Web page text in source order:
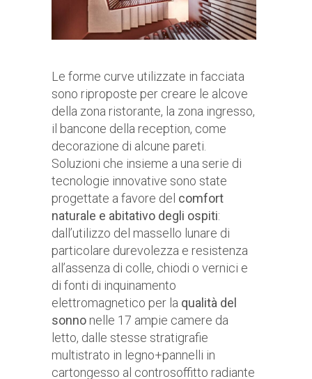
Le forme curve utilizzate in facciata
sono riproposte per creare le alcove
della zona ristorante, la zona ingresso,
il bancone della reception, come
decorazione di alcune pareti.
Soluzioni che insieme a una serie di
tecnologie innovative sono state
progettate a favore del comfort
naturale e abitativo degli ospiti:
dall’utilizzo del massello lunare di
particolare durevolezza e resistenza
all’assenza di colle, chiodi o vernici e
di fonti di inquinamento
elettromagnetico per la qualità del
sonno nelle 17 ampie camere da
letto, dalle stesse stratigrafie
multistrato in legno+pannelli in
cartongesso al controsoffitto radiante